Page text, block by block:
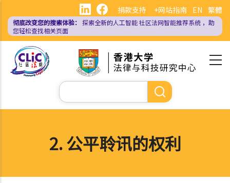
主
EN 繁體
捐款支持 +网站指南
彻底改变您的搜索体验： 探索全新的人工智能社区法网智能推荐系统 ，助
您轻松查找相关页面
搜
索
2. 公平聆讯的权利